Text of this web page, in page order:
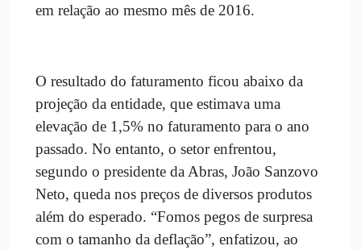
em relação ao mesmo mês de 2016.
O resultado do faturamento ficou abaixo da
projeção da entidade, que estimava uma
elevação de 1,5% no faturamento para o ano
passado. No entanto, o setor enfrentou,
segundo o presidente da Abras, João Sanzovo
Neto, queda nos preços de diversos produtos
além do esperado. “Fomos pegos de surpresa
com o tamanho da deflação”, enfatizou, ao